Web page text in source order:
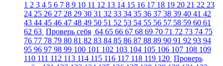
1 2 3 4 5 6 7 8 9 10 11 12 13 14 15 16 17 18 19 20 21 22 23
24 25 26 27 28 29 30 31 32 33 34 35 36 37 38 39 40 41 42
43 44 45 46 47 48 49 50 51 52 53 54 55 56 57 58 59 60 61
62 63 Проверь себя 64 65 66 67 68 69 70 71 72 73 74 75
76 77 78 79 80 81 82 83 84 85 86 87 88 89 90 91 92 93 94
95 96 97 98 99 100 101 102 103 104 105 106 107 108 109
110 111 112 113 114 115 116 117 118 119 120 Проверь